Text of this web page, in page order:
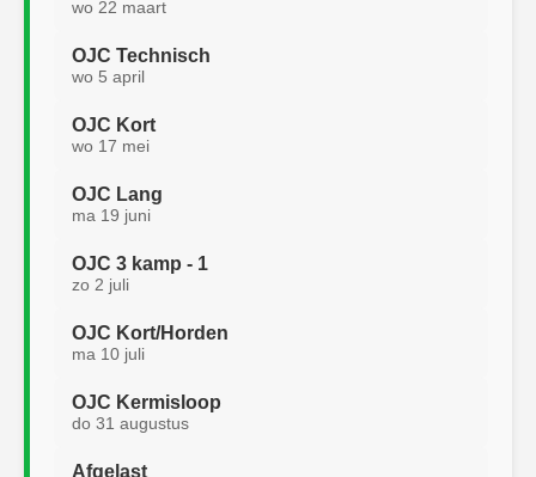
wo 22 maart
OJC Technisch
wo 5 april
OJC Kort
wo 17 mei
OJC Lang
ma 19 juni
OJC 3 kamp - 1
zo 2 juli
OJC Kort/Horden
ma 10 juli
OJC Kermisloop
do 31 augustus
Afgelast